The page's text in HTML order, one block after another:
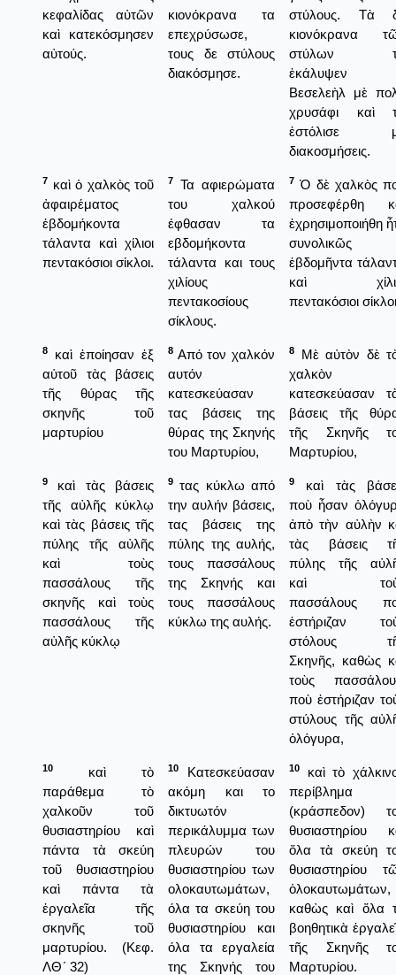
κεφαλίδας αὐτῶν
καὶ κατεκόσμησεν
αὐτούς.
κιονόκρανα τα
επεχρύσωσε,
τους δε στύλους
διακόσμησε.
στύλους. Τὰ
κιονόκρανα
στύλων
ἐκάλυψεν
Βεσελεὴλ μὲ
χρυσάφι καὶ
ἐστόλισε
διακοσμήσεις.
7 καὶ ὁ χαλκὸς τοῦ
ἀφαιρέματος
ἑβδομήκοντα
τάλαντα καὶ χίλιοι
πεντακόσιοι σίκλοι.
7
Τα αφιερώματα
του χαλκού
έφθασαν τα
εβδομήκοντα
τάλαντα και τους
χιλίους
πεντακοσίους
σίκλους.
7 Ὁ δὲ χαλκὸς
προσεφέρθη
ἐχρησιμοποιήθη
συνολικῶς
ἐβδομῆντα
καὶ
πεντακόσιοι
8
καὶ ἐποίησαν ἐξ
αὐτοῦ τὰς βάσεις
τῆς θύρας τῆς
σκηνῆς τοῦ
μαρτυρίου
8 Από τον χαλκόν
αυτόν
κατεσκεύασαν
τας βάσεις της
θύρας της Σκηνής
του Μαρτυρίου,
8
Μὲ αὐτὸν δὲ
χαλκὸν
κατεσκεύασαν
βάσεις τῆς
τῆς Σκηνῆς
Μαρτυρίου,
9
καὶ τὰς βάσεις
τῆς αὐλῆς κύκλῳ
καὶ τὰς βάσεις τῆς
πύλης τῆς αὐλῆς
καὶ τοὺς
πασσάλους τῆς
σκηνῆς καὶ τοὺς
πασσάλους τῆς
αὐλῆς κύκλῳ
9 τας κύκλω από
την αυλήν βάσεις,
τας βάσεις της
πύλης της αυλής,
τους πασσάλους
της Σκηνής και
τους πασσάλους
κύκλω της αυλής.
9
καὶ τὰς
ποὺ ἦσαν
ἀπὸ τὴν αὐλὴν
τὰς βάσεις
πύλης τῆς
καὶ
πασσάλους
ἐστήριζαν
στόλους
Σκηνῆς, καθὼς
τοὺς
ποὺ ἐστήριζαν
στύλους τῆς
ὁλόγυρα,
10
καὶ τὸ
παράθεμα τὸ
χαλκοῦν τοῦ
θυσιαστηρίου καὶ
πάντα τὰ σκεύη
τοῦ θυσιαστηρίου
καὶ πάντα τὰ
ἐργαλεῖα τῆς
σκηνῆς τοῦ
μαρτυρίου. (Κεφ.
ΛΘ´ 32)
10
Κατεσκεύασαν
ακόμη και το
δικτυωτόν
περικάλυμμα των
πλευρών του
θυσιαστηρίου των
ολοκαυτωμάτων,
όλα τα σκεύη του
θυσιαστηρίου και
όλα τα εργαλεία
της Σκηνής του
10
καὶ τὸ
περίβλημα
(κράσπεδον)
θυσιαστηρίου
ὅλα τὰ σκεύη
θυσιαστηρίου
ὁλοκαυτωμάτων,
καθὼς καὶ ὅλα
βοηθητικὰ
τῆς Σκηνῆς
Μαρτυρίου.